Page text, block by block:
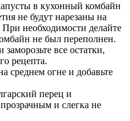
в кухонный комбайн
не будут нарезаны на
необходимости делайте
не был переполнен.
все остатки,
рецепта.
среднем огне и добавьте
перец и
и слегка не